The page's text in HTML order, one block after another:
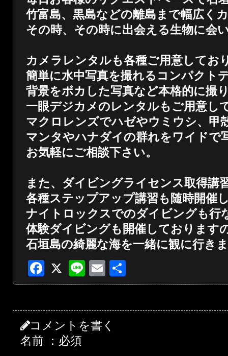
竹富島、黒島などの離島まで幅広く
その時、その時に出会える生物に会
カメラレンタルも各種ご用意してお
簡単に水中写真を撮れるコンパクト
背景をボカした写真など本格的に撮
一眼デジカメのレンタルもご用意し
マクロレンズでハゼやウミウシ、甲
マンタやハナダイの群れをワイドで
お気軽にご相談下さい。
また、ダイビングライセンス取得講
各種ステップアップ講習も随時開催
ナイトロックスでのダイビングも行
体験ダイビングも開催しております
石垣島の綺麗な海を一緒に観に行き
Facebook
X LineEmail
有
コメントを書く
名前 ：必須